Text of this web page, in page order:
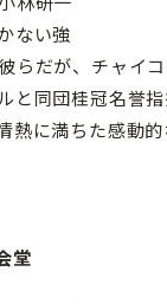
ない強
らだが、チャイ
と同団桂冠名誉
熱に満ちた感動
堂